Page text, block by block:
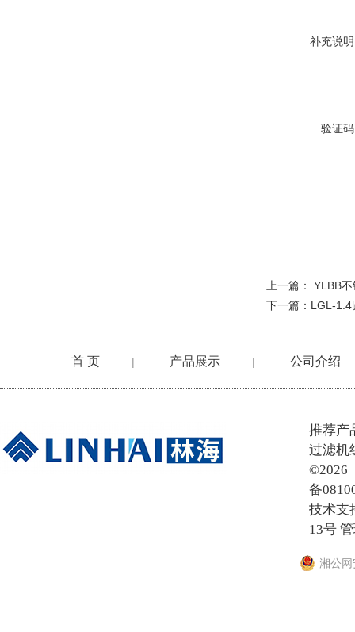
补充说
验证
上一篇： YLBB
下一篇： LGL-1.4
首 页 | 产品展示 | 公司介绍
推荐产
过滤机
©2026
备
技术支
13号
湘公